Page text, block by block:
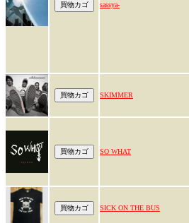
sassya-
SKIMMER
SO WHAT
SICK ON THE BUS